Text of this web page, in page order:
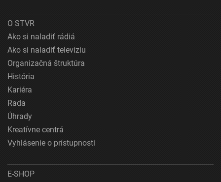
O STVR
Ako si naladiť rádiá
Ako si naladiť televíziu
Organizačná štruktúra
História
Kariéra
Rada
Úhrady
Kreatívne centrá
Vyhlásenie o prístupnosti
E-SHOP